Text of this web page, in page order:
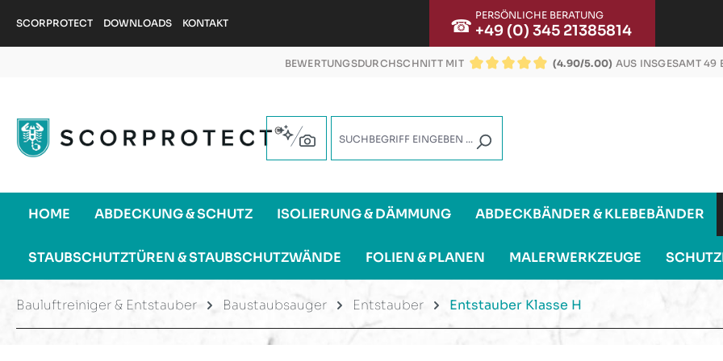
Hauptinhalt springen
Zur Suche springen
Zur Hauptnavigation springen
SCORPROTECT DOWNLOADS KONTAKT ☎ PERSÖNLICHE BERATUNG
+49 (0) 345 21385814
BEWERTUNGSDURCHSCHNITT MIT
(4.90/5.00) AUS INSGESAMT 49
HOME ABDECKUNG & SCHUTZ ISOLIERUNG & DÄMMUNG ABDECKBÄNDER & KLEBEBÄNDER
STAUBSCHUTZTÜREN & STAUBSCHUTZWÄNDE FOLIEN & PLANEN MALERWERKZEUGE
Bauluftreiniger & Entstauber Baustaubsauger Entstauber Entstauber Klasse H